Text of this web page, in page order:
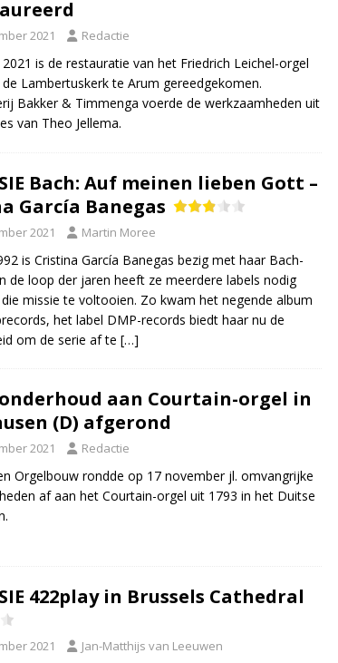
2021 Redactie
is de restauratie van het Friedrich Leichel-orgel
Lambertuskerk te Arum gereedgekomen.
Bakker & Timmenga voerde de werkzaamheden uit
van Theo Jellema.
Bach: Auf meinen lieben Gott –
García Banegas
2021 Martin Moree
is Cristina García Banegas bezig met haar Bach-
de loop der jaren heeft ze meerdere labels nodig
missie te voltooien. Zo kwam het negende album
het label DMP-records biedt haar nu de
om de serie af te […]
aan Courtain-orgel in
(D) afgerond
2021 Redactie
Orgelbouw rondde op 17 november jl. omvangrijke
af aan het Courtain-orgel uit 1793 in het Duitse
422play in Brussels Cathedral
2021 Jan-Matthijs van Leeuwen